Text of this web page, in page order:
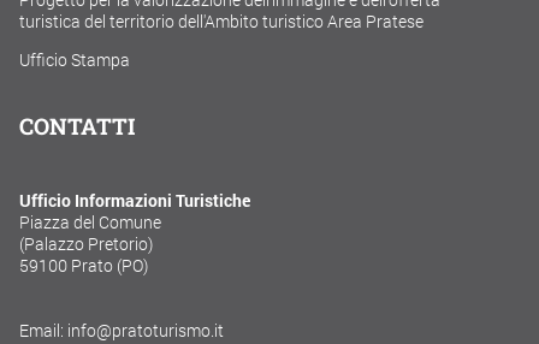
turistica del territorio dell'Ambito turistico Area Pratese
Ufficio Stampa
CONTATTI
Ufficio Informazioni Turistiche
Piazza del Comune
(Palazzo Pretorio)
59100 Prato (PO)
Email: info@pratoturismo.it